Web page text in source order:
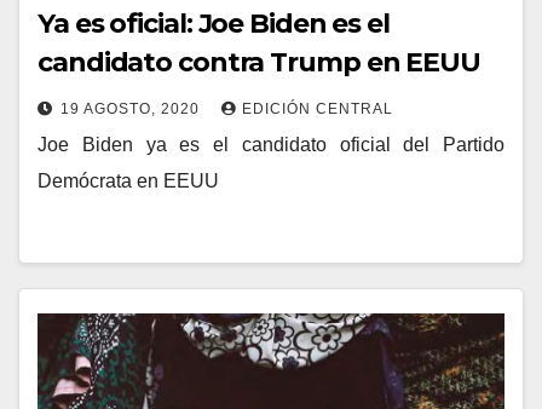
Ya es oficial: Joe Biden es el
candidato contra Trump en EEUU
19 AGOSTO, 2020 EDICIÓN CENTRAL
Joe Biden ya es el candidato oficial del Partido
Demócrata en EEUU